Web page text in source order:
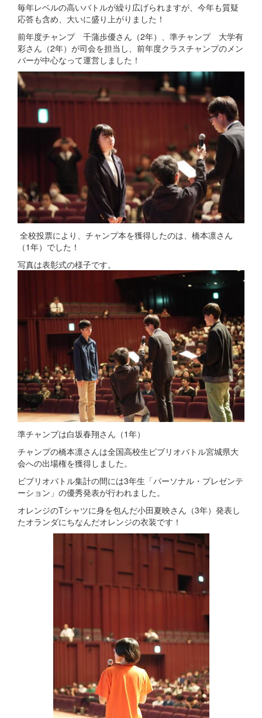
毎年レベルの高いバトルが繰り広げられますが、今年も質疑
応答も含め、大いに盛り上がりました！
前年度チャンプ 千蒲歩優さん（2年）、準チャンプ 大学有
彩さん（2年）が司会を担当し、前年度クラスチャンプのメン
バーが中心なって運営しました！
全校投票により、チャンプ本を獲得したのは、橋本凛さん
（1年）でした！
写真は表彰式の様子です。
準チャンプは白坂春翔さん（1年）
チャンプの橋本凛さんは全国高校生ビブリオバトル宮城県大
会への出場権を獲得しました。
ビブリオバトル集計の間には3年生「パーソナル・プレゼンテ
ーション」の優秀発表が行われました。
オレンジのTシャツに身を包んだ小田夏映さん（3年）発表し
たオランダにちなんだオレンジの衣装です！